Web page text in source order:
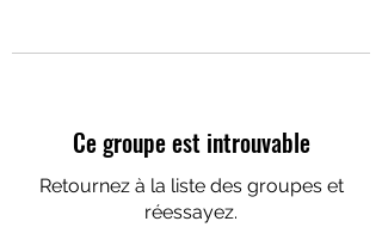
Ce groupe est introuvable
Retournez à la liste des groupes et
réessayez.